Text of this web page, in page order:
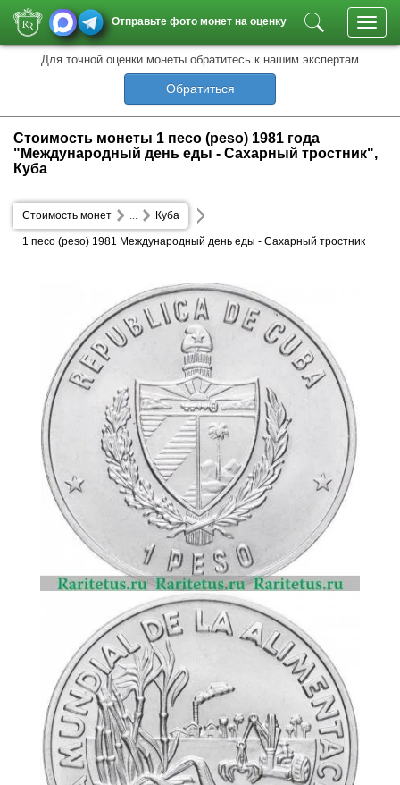
Отправьте фото монет на оценку
Для точной оценки монеты обратитесь к нашим экспертам
Обратиться
Стоимость монеты 1 песо (peso) 1981 года
"Международный день еды - Сахарный тростник",
Куба
Стоимость монет Куба
...
1 песо (peso) 1981 Международный день еды - Сахарный тростник